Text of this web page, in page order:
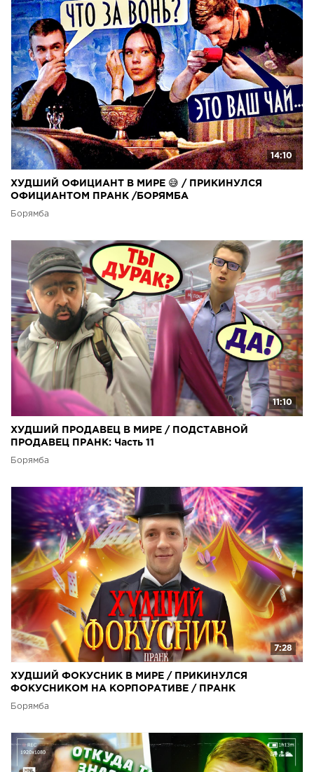
14:10
ХУДШИЙ ОФИЦИАНТ В МИРЕ 😅 / ПРИКИНУЛСЯ
ОФИЦИАНТОМ ПРАНК /БОРЯМБА
Борямба
11:10
ХУДШИЙ ПРОДАВЕЦ В МИРЕ / ПОДСТАВНОЙ
ПРОДАВЕЦ ПРАНК: Часть 11
Борямба
7:28
ХУДШИЙ ФОКУСНИК В МИРЕ / ПРИКИНУЛСЯ
ФОКУСНИКОМ НА КОРПОРАТИВЕ / ПРАНК
Борямба